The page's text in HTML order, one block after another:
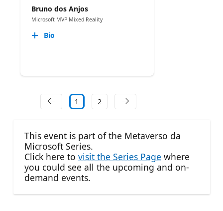
Bruno dos Anjos
Microsoft MVP Mixed Reality
Bio
1 2
This event is part of the Metaverso da
Microsoft Series.
Click here to visit the Series Page where
you could see all the upcoming and on-
demand events.